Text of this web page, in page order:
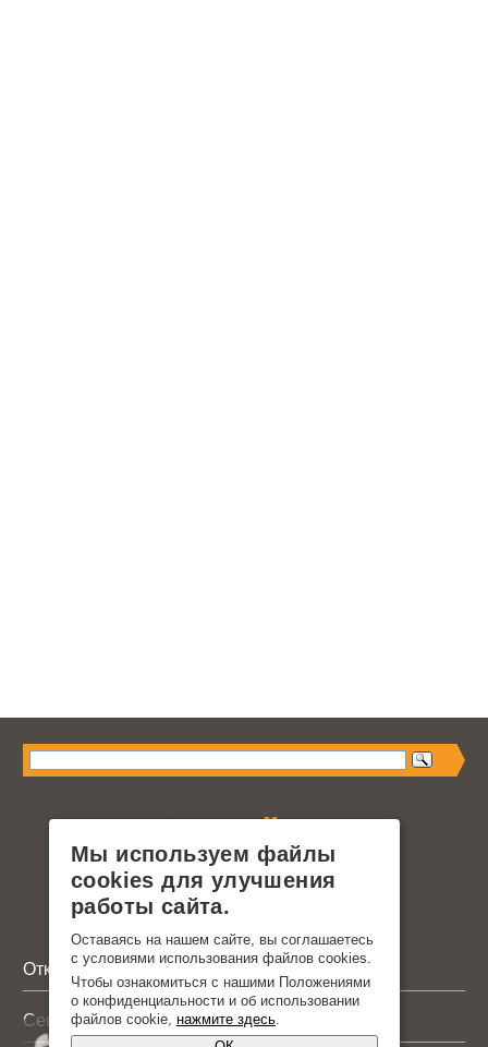
Откатные ворота
Секционные ворота
Мы используем файлы
cookies для улучшения
работы сайта.
Оставаясь на нашем сайте, вы соглашаетесь
с условиями использования файлов cookies.
Чтобы ознакомиться с нашими Положениями
о конфиденциальности и об использовании
файлов cookie, нажмите здесь.